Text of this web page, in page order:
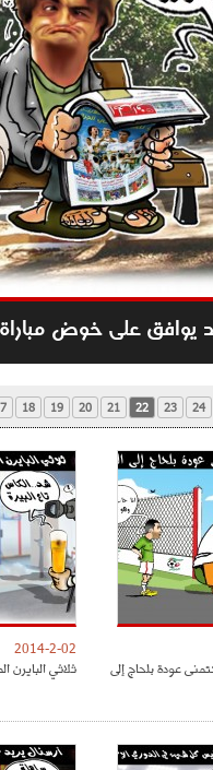
على خوض مباراة ودية في
18 19 20 21 22 23 24
عودة بلحاج إلى
2014-2-02
ثلاثي البايرن